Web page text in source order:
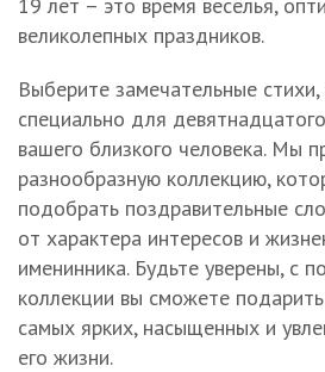
великолепных праздников.
Выберите замечательные
специально для
вашего близкого человека. Мы
разнообразную коллекцию,
подобрать поздравительные
от характера интересов и
именинника. Будьте уверены, с
коллекции вы сможете
самых ярких, насыщенных и
его жизни.